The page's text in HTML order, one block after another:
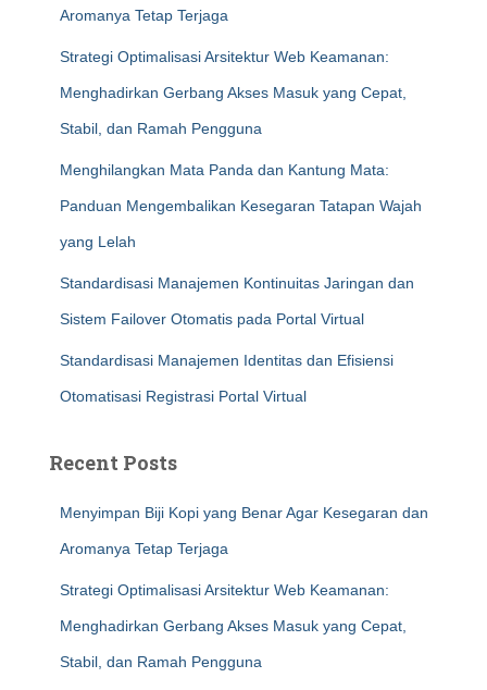
Aromanya Tetap Terjaga
Strategi Optimalisasi Arsitektur Web Keamanan:
Menghadirkan Gerbang Akses Masuk yang Cepat,
Stabil, dan Ramah Pengguna
Menghilangkan Mata Panda dan Kantung Mata:
Panduan Mengembalikan Kesegaran Tatapan Wajah
yang Lelah
Standardisasi Manajemen Kontinuitas Jaringan dan
Sistem Failover Otomatis pada Portal Virtual
Standardisasi Manajemen Identitas dan Efisiensi
Otomatisasi Registrasi Portal Virtual
Recent Posts
Menyimpan Biji Kopi yang Benar Agar Kesegaran dan
Aromanya Tetap Terjaga
Strategi Optimalisasi Arsitektur Web Keamanan:
Menghadirkan Gerbang Akses Masuk yang Cepat,
Stabil, dan Ramah Pengguna